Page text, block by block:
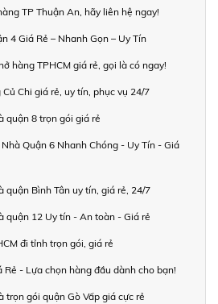
TP Thuận An, hãy liên hệ ngay!
4 Giá Rẻ – Nhanh Gọn – Uy Tín
hàng TPHCM giá rẻ, gọi là có ngay!
Chi giá rẻ, uy tín, phục vụ 24/7
quận 8 trọn gói giá rẻ
Quận 6 Nhanh Chóng - Uy Tín - Giá
quận Bình Tân uy tín, giá rẻ, 24/7
quận 12 Uy tín - An toàn - Giá rẻ
đi tỉnh trọn gói, giá rẻ
Rẻ - Lựa chọn hàng đầu dành cho bạn!
trọn gói quận Gò Vấp giá cực rẻ